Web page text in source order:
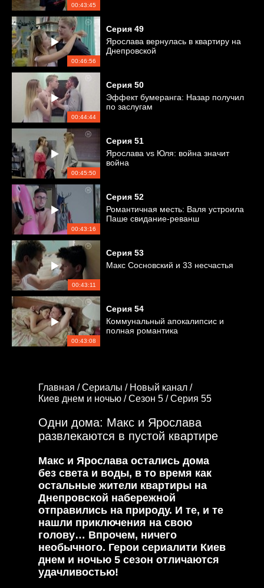
00:43:45
00:46:56
Серия 49
Ярослава вернулась в квартиру на
Днепровской
00:44:44
Серия 50
Эффект бумеранга: Назар получил
по заслугам
00:45:50
Серия 51
Ярослава vs Юля: война значит
война
00:43:16
Серия 52
Романтичная месть: Валя устроила
Паше свидание-реванш
00:43:11
Серия 53
Макс Сосновский и 33 несчастья
00:43:08
Серия 54
Коммунальный апокалипсис и
полная романтика
Главная /Сериалы / Новый канал /
Киев днем и ночью /Сезон 5 /Серия 55
Одни дома: Макс и Ярослава
развлекаются в пустой квартире
Макс и Ярослава остались дома
без света и воды, в то время как
остальные жители квартиры на
Днепровской набережной
отправились на природу. И те, и те
нашли приключения на свою
голову… Впрочем, ничего
необычного. Герои сериалити Киев
днем и ночью 5 сезон отличаются
удачливостью!